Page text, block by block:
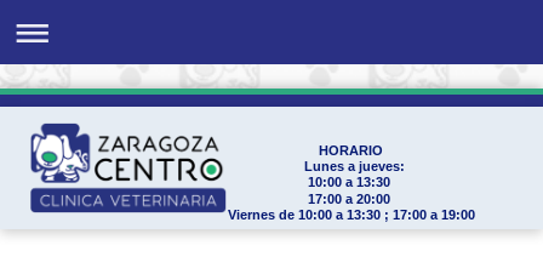
HORARIO
Lunes a jueves:
10:00 a 13:30
17:00 a 20:00
Viernes de 10:00 a 13:30 ; 17:00 a 19:00